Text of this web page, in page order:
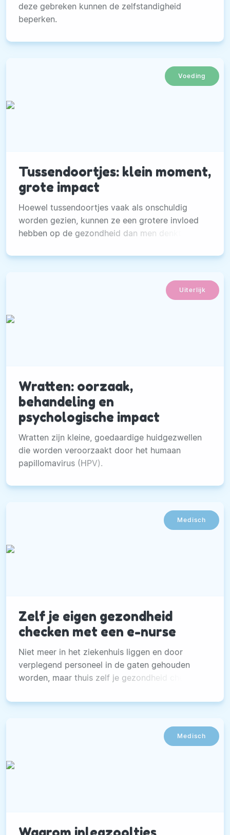
deze gebreken kunnen de zelfstandigheid
beperken.
Voeding
Tussendoortjes: klein moment,
grote impact
Hoewel tussendoortjes vaak als onschuldig
worden gezien, kunnen ze een grotere invloed
hebben op de gezondheid dan men denkt.
Uiterlijk
Wratten: oorzaak,
behandeling en
psychologische impact
Wratten zijn kleine, goedaardige huidgezwellen
die worden veroorzaakt door het humaan
papillomavirus (HPV).
Medisch
Zelf je eigen gezondheid
checken met een e-nurse
Niet meer in het ziekenhuis liggen en door
verplegend personeel in de gaten gehouden
worden, maar thuis zelf je gezondheid checken
Medisch